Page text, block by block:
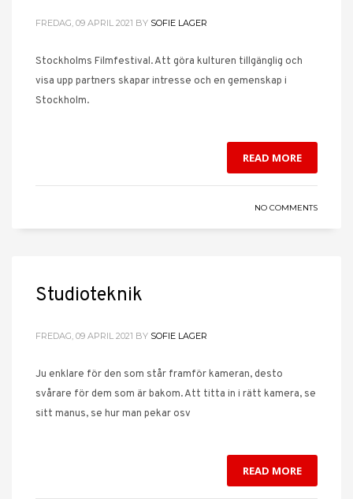
FREDAG, 09 APRIL 2021 BY SOFIE LAGER
Stockholms Filmfestival. Att göra kulturen tillgänglig och
visa upp partners skapar intresse och en gemenskap i
Stockholm.
READ MORE
NO COMMENTS
Studioteknik
FREDAG, 09 APRIL 2021 BY SOFIE LAGER
Ju enklare för den som står framför kameran, desto
svårare för dem som är bakom. Att titta in i rätt kamera, se
sitt manus, se hur man pekar osv
READ MORE